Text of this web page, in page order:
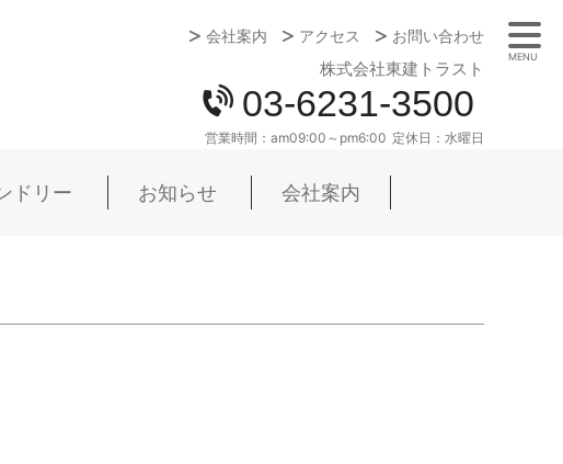
会社案内
アクセス お問い合わせ
株式会社東建トラスト
03-6231-3500
営業時間： am09:00～pm6:00 定休日： 水曜日
ドリー お知らせ 会社案内
MENU